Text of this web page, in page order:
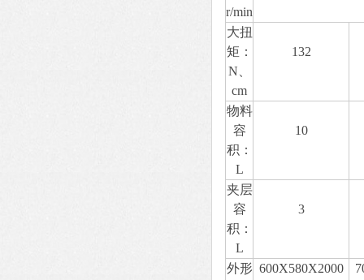
r/min
大扭
矩：
N、
cm
132
物料
容
积：
L
10
夹层
容
积：
L
3
外形 600X580X2000